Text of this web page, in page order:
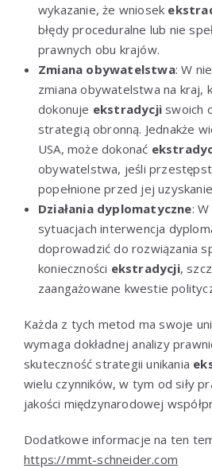
wykazanie, że wniosek
błędy proceduralne lub nie
prawnych obu krajów.
Zmiana obywatelstwa: W
zmiana obywatelstwa na kraj,
dokonuje ekstradycji swoich
strategią obronną. Jednakże
USA, może dokonać
obywatelstwa, jeśli
popełnione przed jej
Działania dyplomatyczne:
sytuacjach interwencja
doprowadzić do rozwiązania
konieczności ekstradycji,
zaangażowane kwestie
Każda z tych metod ma swoje
wymaga dokładnej analizy
skuteczność strategii unikania
wielu czynników, w tym od siły
jakości międzynarodowej
Dodatkowe informacje na ten
https://mmt-schneider.com